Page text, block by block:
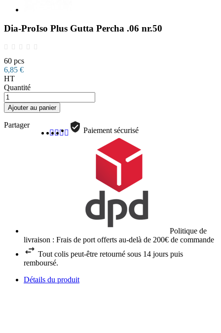
Dia-ProIso Plus Gutta Percha .06 nr.50
60 pcs
6,85 €
HT
Quantité
Ajouter au panier
Partager
Paiement sécurisé
Politique de
livraison : Frais de port offerts au-delà de 200€ de commande
Tout colis peut-être retourné sous 14 jours puis
remboursé.
Détails du produit